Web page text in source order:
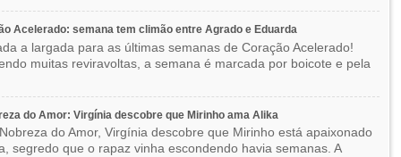
Acelerado: semana tem climão entre Agrado e Eduarda
a largada para as últimas semanas de Coração Acelerado!
muitas reviravoltas, a semana é marcada por boicote e pela
do Amor: Virgínia descobre que Mirinho ama Alika
do Amor, Virgínia descobre que Mirinho está apaixonado
segredo que o rapaz vinha escondendo havia semanas. A